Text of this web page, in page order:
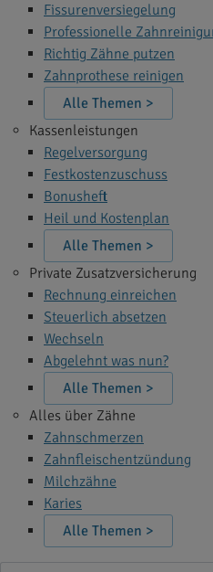
Fissurenversiegelung
Professionelle
Richtig Zähne putzen
Zahnprothese reinigen
Alle Themen >
Kassenleistungen
Regelversorgung
Festkostenzuschuss
Bonusheft
Heil und Kostenplan
Alle Themen >
Private Zusatzversicherung
Rechnung einreichen
Steuerlich absetzen
Wechseln
Abgelehnt was nun?
Alle Themen >
Alles über Zähne
Zahnschmerzen
Zahnfleischentzündung
Milchzähne
Karies
Alle Themen >